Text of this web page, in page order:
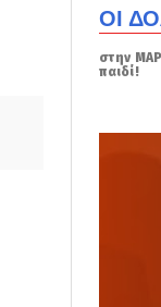
ΟΙ
στην
παιδί!